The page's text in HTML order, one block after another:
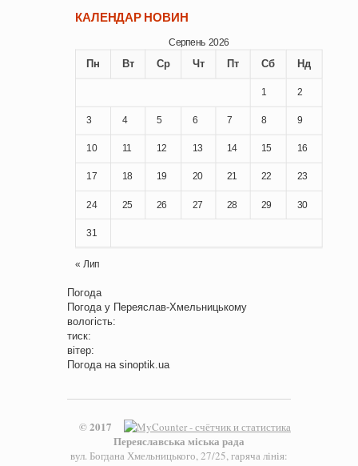
КАЛЕНДАР НОВИН
Серпень 2026
Пн Вт Ср Чт Пт Сб Нд
1 2
3 4 5 6 7 8 9
10 11 12 13 14 15 16
17 18 19 20 21 22 23
24 25 26 27 28 29 30
31
« Лип
Погода
Погода у Переяслав-Хмельницькому
вологість:
тиск:
вітер:
Погода на sinoptik.ua
© 2017
Переяславська міська рада
вул. Богдана Хмельницького, 27/25, гаряча лінія: